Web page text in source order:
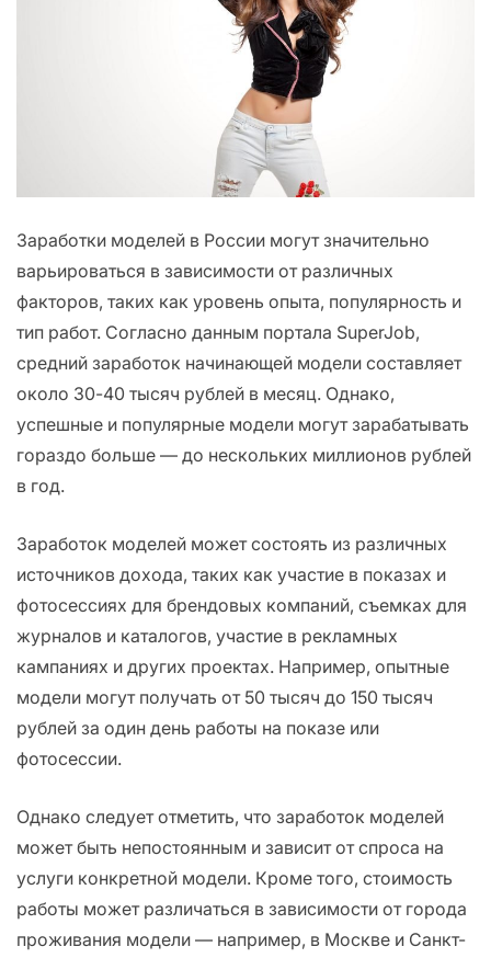
Заработки моделей в России могут значительно
варьироваться в зависимости от различных
факторов, таких как уровень опыта, популярность и
тип работ. Согласно данным портала SuperJob,
средний заработок начинающей модели составляет
около 30-40 тысяч рублей в месяц. Однако,
успешные и популярные модели могут зарабатывать
гораздо больше — до нескольких миллионов рублей
в год.
Заработок моделей может состоять из различных
источников дохода, таких как участие в показах и
фотосессиях для брендовых компаний, съемках для
журналов и каталогов, участие в рекламных
кампаниях и других проектах. Например, опытные
модели могут получать от 50 тысяч до 150 тысяч
рублей за один день работы на показе или
фотосессии.
Однако следует отметить, что заработок моделей
может быть непостоянным и зависит от спроса на
услуги конкретной модели. Кроме того, стоимость
работы может различаться в зависимости от города
проживания модели — например, в Москве и Санкт-